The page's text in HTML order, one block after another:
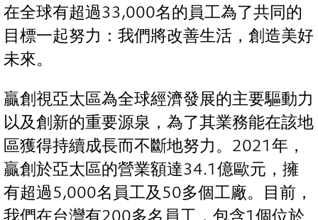
在全球有超過33,000名的員工為了共同的
目標一起努力：我們將改善生活，創造美好
未來。
贏創視亞太區為全球經濟發展的主要驅動力
以及創新的重要源泉，為了其業務能在該地
區獲得持續成長而不斷地努力。2021年，
贏創於亞太區的營業額達34.1億歐元，擁
有超過5,000名員工及50多個工廠。目前，
我們在台灣有200多名員工，包含1個位於